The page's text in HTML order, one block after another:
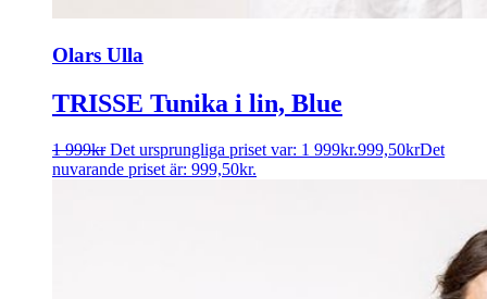
Olars Ulla
TRISSE Tunika i lin, Blue
1 999kr Det ursprungliga priset var: 1 999kr.999,50krDet
nuvarande priset är: 999,50kr.